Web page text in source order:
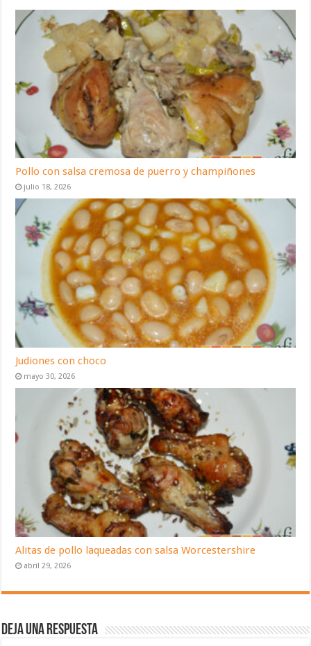
Pollo con salsa cremosa de puerro y champiñones
julio 18, 2026
Judiones con choco
mayo 30, 2026
Alitas de pollo laqueadas con salsa Worcestershire
abril 29, 2026
Deja una respuesta